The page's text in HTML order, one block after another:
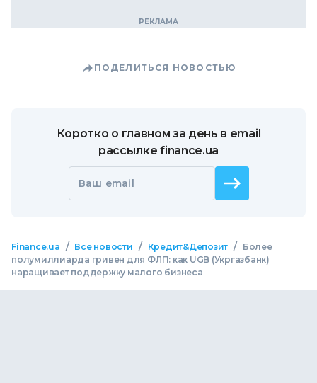
ПОДЕЛИТЬСЯ НОВОСТЬЮ
Коротко о главном за день в email
рассылке finance.ua
Ваш email
Finance.ua / Все новости / Кредит&Депозит /
Более
полумиллиарда гривен для ФЛП: как UGB (Укргазбанк)
наращивает поддержку малого бизнеса